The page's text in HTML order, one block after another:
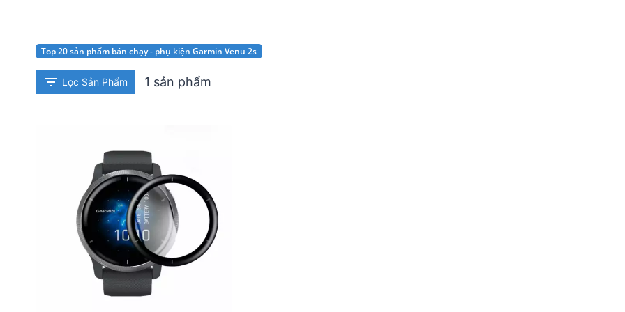
Top 20 sản phẩm bán chạy - phụ kiện Garmin Venu 2s
Lọc Sản Phẩm 1 sản phẩm